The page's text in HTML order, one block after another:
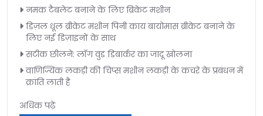
नमक टैबलेट बनाने के लिए ब्रिकेट मशीन
डिज़ल धूल ब्रीकेट मशीन पिनी काय बायोमास ब्रीकेट बनाने के
लिए नई डिज़ाइनों के साथ
सटीक छीलने: लॉग वुड डिबार्कर का जादू खोलना
वाणिज्यिक लकड़ी की चिप्स मशीन लकड़ी के कचरे के प्रबंधन में
क्रांति लाती है
अधिक पढ़ें